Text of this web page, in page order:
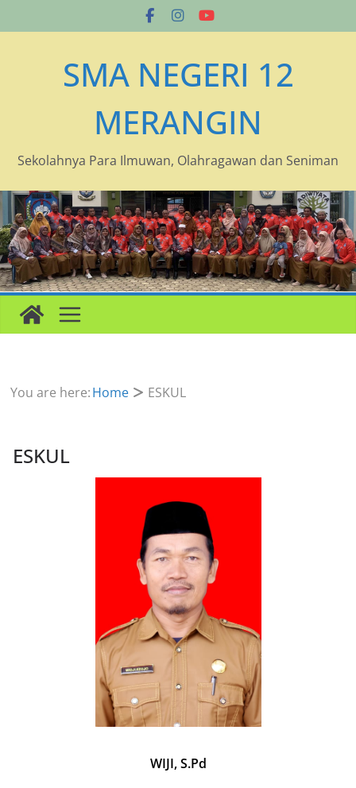
to
SMA NEGERI 12
MERANGIN
Sekolahnya Para Ilmuwan, Olahragawan dan Seniman
You are here:Home ESKUL
ESKUL
WIJI, S.Pd